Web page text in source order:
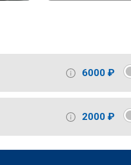
6000 ₽
2000 ₽